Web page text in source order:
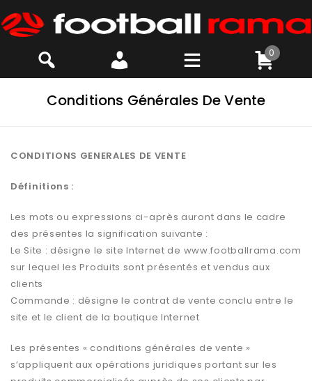
0
Conditions Générales De Vente
CONDITIONS GENERALES DE VENTE
Définitions :
Les mots ou expressions ci-après auront dans le cadre
des présentes la signification suivante :
Le Site : désigne le site Internet de www.footballrama.com
sur lequel les Produits sont présentés et vendus aux
clients
Commande : désigne le contrat de vente conclu entre le
site et le client de la boutique Internet
Les présentes « conditions générales de vente »
s’appliquent aux opérations juridiques portant sur les